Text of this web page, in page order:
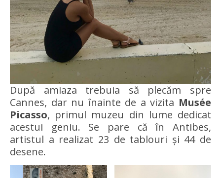
După amiaza trebuia să plecăm spre
Cannes, dar nu înainte de a vizita Musée
Picasso, primul muzeu din lume dedicat
acestui geniu. Se pare că în Antibes,
artistul a realizat 23 de tablouri și 44 de
desene.